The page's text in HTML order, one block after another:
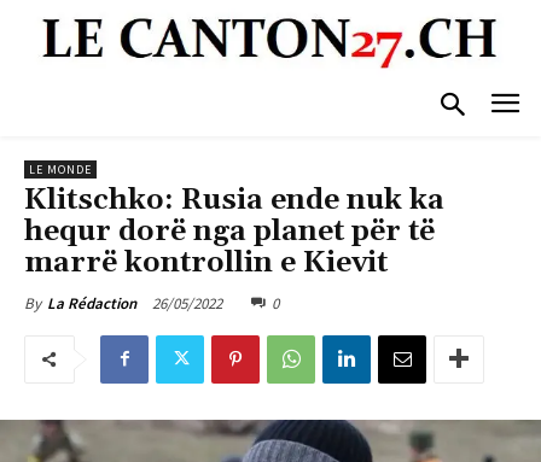
LE MONDE
Klitschko: Rusia ende nuk ka
hequr dorë nga planet për të
marrë kontrollin e Kievit
By La Rédaction 26/05/2022 0